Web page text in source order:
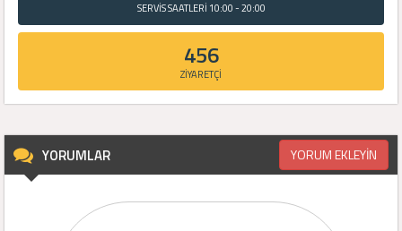
SERVİS SAATLERİ 10:00 - 20:00
456
ZİYARETÇİ
YORUMLAR YORUM EKLEYİN